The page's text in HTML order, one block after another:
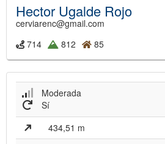
Hector Ugalde Rojo
cerviarenc@gmail.com
714
812 85
Moderada
Sí
434,51 m